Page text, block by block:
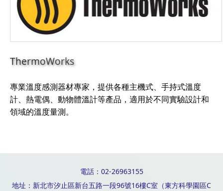
ThermoWorks
專業溫度感測器材專家，提供各種主機式、手持式溫度
計、熱電偶、動物體溫計等產品，適用於不同實驗設計和
領域的溫度量測。
電話：02-26963155
地址：新北市汐止區新台五路一段96號16樓C室（東方科學園區C